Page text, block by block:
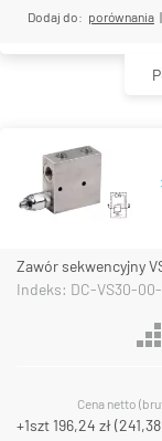
Dodaj do: porównania |
Zawór sekwencyjny
Indeks: DC-VS30-
Cena netto
+1szt 196,24 zł(